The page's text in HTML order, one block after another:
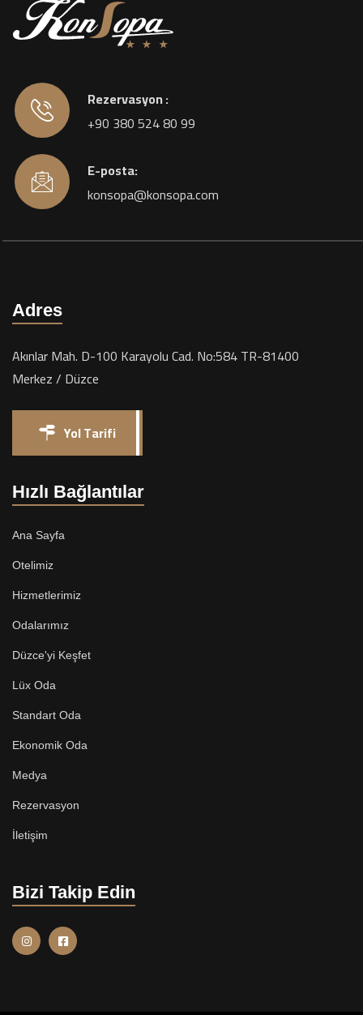
Rezervasyon :
+90 380 524 80 99
E-posta:
konsopa@konsopa.com
Adres
Akınlar Mah. D-100 Karayolu Cad. No:584 TR-81400
Merkez / Düzce
Yol Tarifi
Hızlı Bağlantılar
Ana Sayfa
Otelimiz
Hizmetlerimiz
Odalarımız
Düzce'yi Keşfet
Lüx Oda
Standart Oda
Ekonomik Oda
Medya
Rezervasyon
İletişim
Bizi Takip Edin